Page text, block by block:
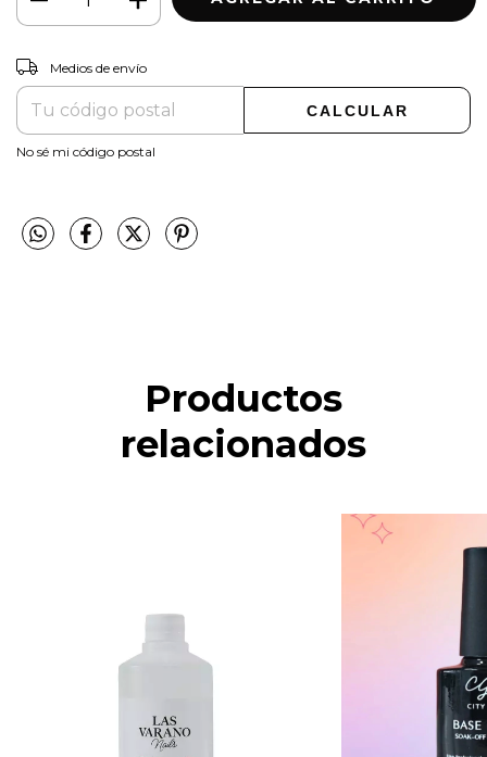
Entregas para el CP:
Medios de envío
CALCULAR
No sé mi código postal
Productos
relacionados